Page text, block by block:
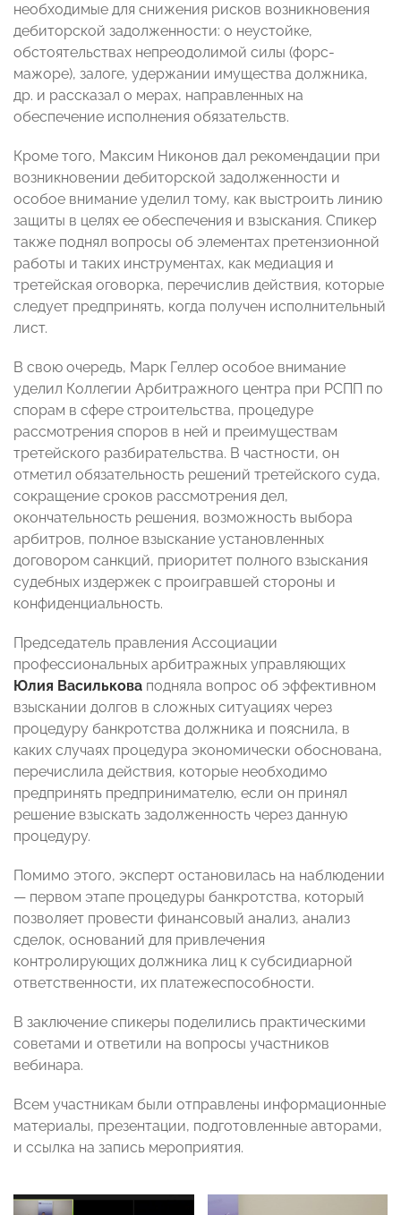
необходимые для снижения рисков возникновения
дебиторской задолженности: о неустойке,
обстоятельствах непреодолимой силы (форс-
мажоре), залоге, удержании имущества должника,
др. и рассказал о мерах, направленных на
обеспечение исполнения обязательств.
Кроме того, Максим Никонов дал рекомендации при
возникновении дебиторской задолженности и
особое внимание уделил тому, как выстроить линию
защиты в целях ее обеспечения и взыскания. Спикер
также поднял вопросы об элементах претензионной
работы и таких инструментах, как медиация и
третейская оговорка, перечислив действия, которые
следует предпринять, когда получен исполнительный
лист.
В свою очередь, Марк Геллер особое внимание
уделил Коллегии Арбитражного центра при РСПП по
спорам в сфере строительства, процедуре
рассмотрения споров в ней и преимуществам
третейского разбирательства. В частности, он
отметил обязательность решений третейского суда,
сокращение сроков рассмотрения дел,
окончательность решения, возможность выбора
арбитров, полное взыскание установленных
договором санкций, приоритет полного взыскания
судебных издержек с проигравшей стороны и
конфиденциальность.
Председатель правления Ассоциации
профессиональных арбитражных управляющих
Юлия Василькова подняла вопрос об эффективном
взыскании долгов в сложных ситуациях через
процедуру банкротства должника и пояснила, в
каких случаях процедура экономически обоснована,
перечислила действия, которые необходимо
предпринять предпринимателю, если он принял
решение взыскать задолженность через данную
процедуру.
Помимо этого, эксперт остановилась на наблюдении
— первом этапе процедуры банкротства, который
позволяет провести финансовый анализ, анализ
сделок, оснований для привлечения
контролирующих должника лиц к субсидиарной
ответственности, их платежеспособности.
В заключение спикеры поделились практическими
советами и ответили на вопросы участников
вебинара.
Всем участникам были отправлены информационные
материалы, презентации, подготовленные авторами,
и ссылка на запись мероприятия.